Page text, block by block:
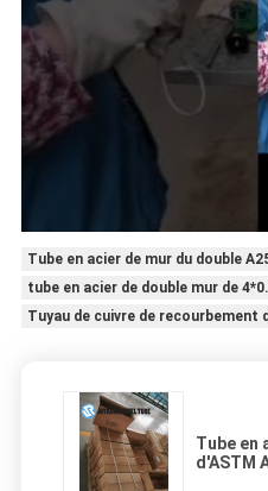
Tube en acier de mur du double
tube en acier de double mur de
Tuyau de cuivre de recourbement
Tube en
d'ASTM